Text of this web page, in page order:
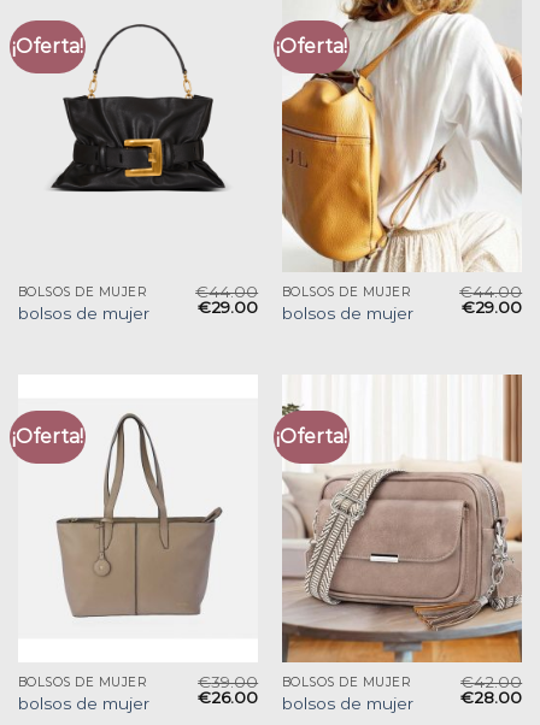
¡Oferta!
BOLSOS DE MUJER
bolsos de mujer
€44.00
€29.00
¡Oferta!
BOLSOS DE MUJER
bolsos de mujer
€44.00
€29.00
¡Oferta!
BOLSOS DE MUJER
bolsos de mujer
€39.00
€26.00
¡Oferta!
BOLSOS DE MUJER
bolsos de mujer
€42.00
€28.00